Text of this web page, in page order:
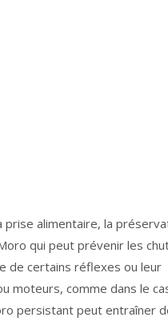
prise alimentaire, la
qui peut prévenir les
de certains réflexes ou leur
moteurs, comme dans le
persistant peut entraîner